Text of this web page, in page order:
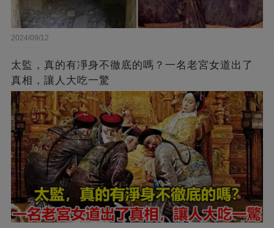
2024/09/12
太監，真的有凈身不徹底的嗎？一名老宮女道出了
真相，讓人大吃一驚